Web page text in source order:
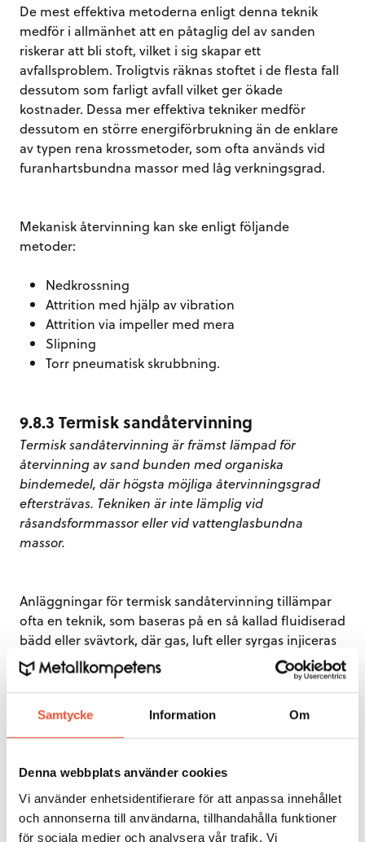
Samtycke Information Om
Denna webbplats använder cookies
Vi använder enhetsidentifierare för att anpassa innehållet
och annonserna till användarna, tillhandahålla funktioner
för sociala medier och analysera vår trafik. Vi
De mest effektiva metoderna enligt denna teknik
medför i allmänhet att en påtaglig del av sanden
riskerar att bli stoft, vilket i sig skapar ett
avfallsproblem. Troligtvis räknas stoftet i de flesta fall
dessutom som farligt avfall vilket ger ökade
kostnader. Dessa mer effektiva tekniker medför
dessutom en större energiförbrukning än de enklare
av typen rena krossmetoder, som ofta används vid
furanhartsbundna massor med låg verkningsgrad.
Mekanisk återvinning kan ske enligt följande
metoder:
Nedkrossning
Attrition med hjälp av vibration
Attrition via impeller med mera
Slipning
Torr pneumatisk skrubbning.
9.8.3 Termisk sandåtervinning
Termisk sandåtervinning är främst lämpad för
återvinning av sand bunden med organiska
bindemedel, där högsta möjliga återvinningsgrad
eftersträvas. Tekniken är inte lämplig vid
råsandsformmassor eller vid vattenglasbundna
massor.
Anläggningar för termisk sandåtervinning tillämpar
ofta en teknik, som baseras på en så kallad fluidiserad
bädd eller svävtork, där gas, luft eller syrgas injiceras
genom ett stort antal förborrade hål.
Gasblandningen lyfter retursanden så att den bildar
ett vätskeliknande skikt. Tekniken ger en mycket stor
kontaktyta mellan sandkorn och förbränningsgas,
vilket effektivt bränner bort organiska beståndsdelar
Följande figur ger ett exempel på uppbyggnad av en
sandåtervinningsanläggning arbetande med termisk